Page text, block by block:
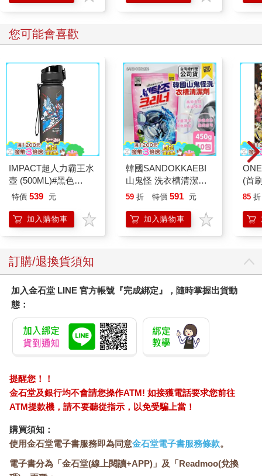
有辦法掛上去。如果你腦袋裡沒有主幹，就像進入一座陌生的城
複習也是一樣，如果不知道重點是什麼，只是打開書，看到一大
堆字，一大堆概念，就容易陷入背了忘、忘了背的境地，陷入無
邊無際的痛苦複習中……
測試路徑，找到盲區
當你明確了複習的重點，接下來要先檢查這些重點裡，哪些是自
己已經掌握的，哪些是模模糊糊的，哪些是看上去像天書，完全
不懂的。
間。常用的檢查方法有幾種：
內容。如果有記不起來的，再去看筆記區，或回到課本上找出答
案，先用這種方式篩查一遍。
的知識點、概念等等 ，畫成一張大的心智圖。這其中一定有想不
起來的地方，那就是你要去複習的。
3、你還可以用重新講述的方法，來檢查每個重點。如果不能表達
出來，就說明你在這上面有知識盲點。重新講述有兩個常用的方
法，一個是「詳細提問法」，一個是「費曼學習法」，我在本章
4、考試也是一種檢測方法。你可以找出過去的真題，或書本上的
課後練習題等，來檢測自己的學習程度。當你做了一遍檢測，就
知道哪些是你需要加強複習的。而且，檢測本身也是一種訊息的
提取，它會大大鞏固你所學習的知識，更加長期記憶化。
時間有限，制定計畫
知道了複習重點，了解到自己哪些還沒掌握好，接下來，就要制
定複習計畫了。這涉及時間的管理，特別是臨近考試，沒有太多
您可能會喜歡
IMPACT超人力霸王水
壺 (500ML)#黑色
IMUTB01BK
特價 539 元
加入購物車
韓國SANDOKKAEBI
山鬼怪 洗衣槽清潔劑
450公克-10包組
59 折 特價 591 元
加入購物車
(首
85 折
訂購/退換貨須知
加入金石堂 LINE 官方帳號『完成綁定』，隨時掌握出貨動
態：
提醒您！！
金石堂及銀行均不會請您操作ATM! 如接獲電話要求您前往
ATM提款機，請不要聽從指示，以免受騙上當！
購買須知：
使用金石堂電子書服務即為同意金石堂電子書服務條款。
電子書分為「金石堂(線上閱讀+APP)」及「Readmoo(兌換